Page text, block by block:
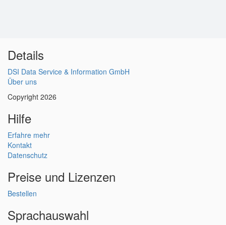
Details
DSI Data Service & Information GmbH
Über uns
Copyright 2026
Hilfe
Erfahre mehr
Kontakt
Datenschutz
Preise und Lizenzen
Bestellen
Sprachauswahl